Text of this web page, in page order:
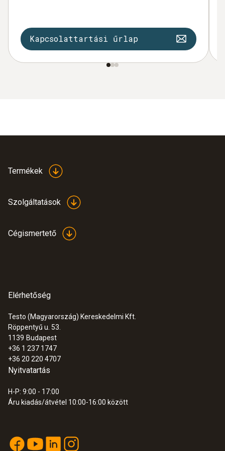
Kapcsolattartási űrlap
Termékek
Szolgáltatások
Cégismertető
Elérhetőség
Testo (Magyarország) Kereskedelmi Kft.
Röppentyű u. 53.
1139 Budapest
+36 1 237 1747
+36 20 220 4707
Nyitvatartás
H-P: 9:00 - 17:00
Áru kiadás/átvétel 10:00-16:00 között